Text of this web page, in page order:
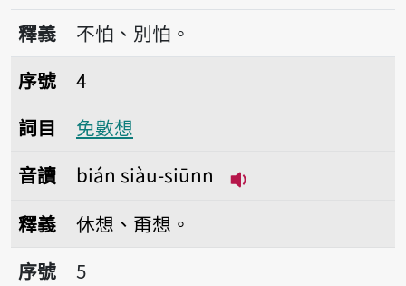
播放音讀bián-kiann
釋義
不怕、別怕。
序號4免數想
序號
4
詞目
免數想
音讀
bián siàu-siūnn
釋義
休想、甭想。
序號5免稅
序號
5